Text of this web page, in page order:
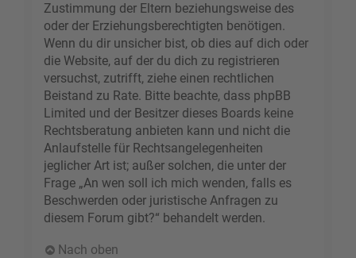
Zustimmung der Eltern beziehungsweise des
oder der Erziehungsberechtigten benötigen.
Wenn du dir unsicher bist, ob dies auf dich oder
die Website, auf der du dich zu registrieren
versuchst, zutrifft, ziehe einen rechtlichen
Beistand zu Rate. Bitte beachte, dass phpBB
Limited und der Besitzer dieses Boards keine
Rechtsberatung anbieten kann und nicht die
Anlaufstelle für Rechtsangelegenheiten
jeglicher Art ist; außer solchen, die unter der
Frage „An wen soll ich mich wenden, falls es
Beschwerden oder juristische Anfragen zu
diesem Forum gibt?“ behandelt werden.
Nach oben